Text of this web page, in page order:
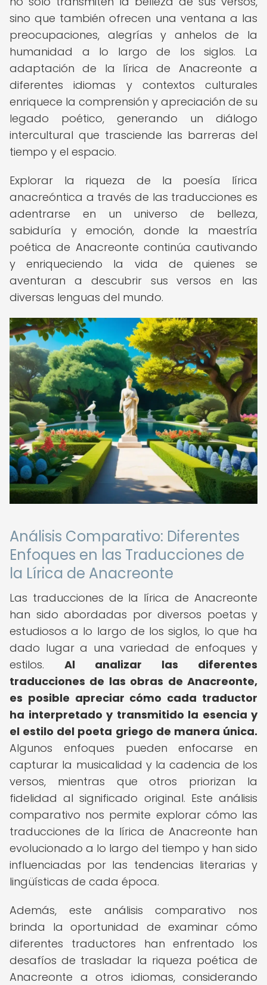
sino que también ofrecen una ventana a las
preocupaciones, alegrías y anhelos de la
humanidad a lo largo de los siglos. La
adaptación de la lírica de Anacreonte a
diferentes idiomas y contextos culturales
enriquece la comprensión y apreciación de su
legado poético, generando un diálogo
intercultural que trasciende las barreras del
tiempo y el espacio.
Explorar la riqueza de la poesía lírica
anacreóntica a través de las traducciones es
adentrarse en un universo de belleza,
sabiduría y emoción, donde la maestría
poética de Anacreonte continúa cautivando
y enriqueciendo la vida de quienes se
aventuran a descubrir sus versos en las
diversas lenguas del mundo.
Análisis Comparativo: Diferentes
Enfoques en las Traducciones de
la Lírica de Anacreonte
Las traducciones de la lírica de Anacreonte
han sido abordadas por diversos poetas y
estudiosos a lo largo de los siglos, lo que ha
dado lugar a una variedad de enfoques y
estilos. Al analizar las diferentes
traducciones de las obras de Anacreonte,
es posible apreciar cómo cada traductor
ha interpretado y transmitido la esencia y
el estilo del poeta griego de manera única.
Algunos enfoques pueden enfocarse en
capturar la musicalidad y la cadencia de los
versos, mientras que otros priorizan la
fidelidad al significado original. Este análisis
comparativo nos permite explorar cómo las
traducciones de la lírica de Anacreonte han
evolucionado a lo largo del tiempo y han sido
influenciadas por las tendencias literarias y
lingüísticas de cada época.
Además, este análisis comparativo nos
brinda la oportunidad de examinar cómo
diferentes traductores han enfrentado los
desafíos de trasladar la riqueza poética de
Anacreonte a otros idiomas, considerando